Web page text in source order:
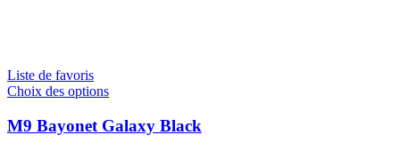
Liste de favoris
Choix des options
M9 Bayonet Galaxy Black